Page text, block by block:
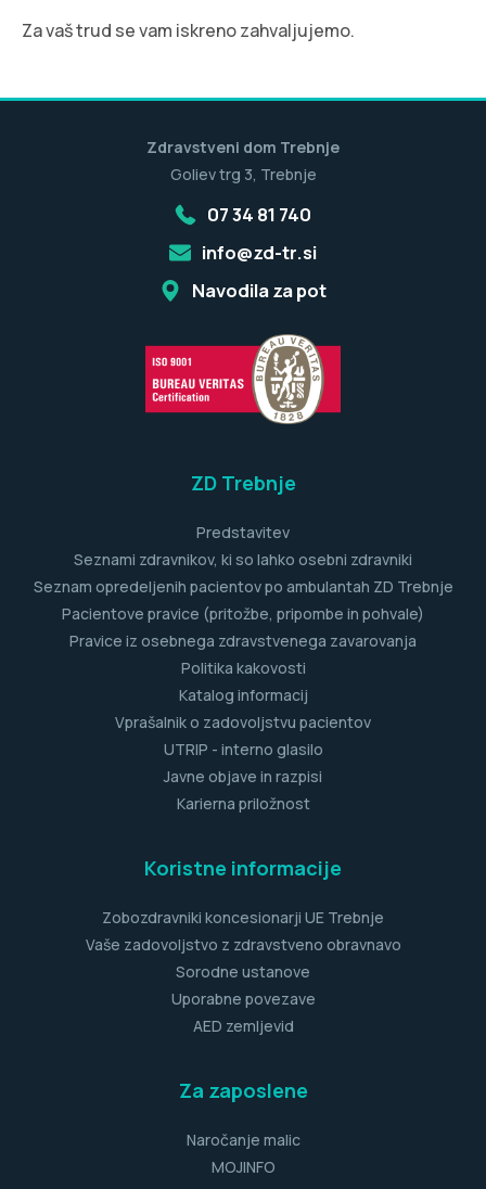
Za vaš trud se vam iskreno zahvaljujemo.
Zdravstveni dom Trebnje
Goliev trg 3, Trebnje
07 34 81 740
info@zd-tr.si
Navodila za pot
ZD Trebnje
Predstavitev
Seznami zdravnikov, ki so lahko osebni zdravniki
Seznam opredeljenih pacientov po ambulantah ZD Trebnje
Pacientove pravice (pritožbe, pripombe in pohvale)
Pravice iz osebnega zdravstvenega zavarovanja
Politika kakovosti
Katalog informacij
Vprašalnik o zadovoljstvu pacientov
UTRIP - interno glasilo
Javne objave in razpisi
Karierna priložnost
Koristne informacije
Zobozdravniki koncesionarji UE Trebnje
Vaše zadovoljstvo z zdravstveno obravnavo
Sorodne ustanove
Uporabne povezave
AED zemljevid
Za zaposlene
Naročanje malic
MOJINFO